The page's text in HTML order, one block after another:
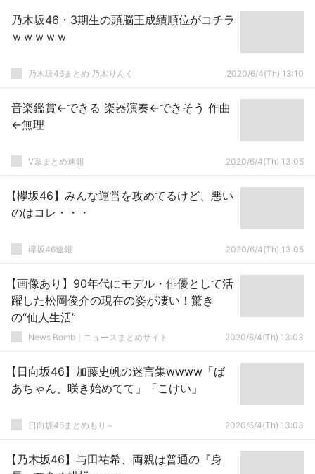
乃木坂46・3期生の頭脳王成績順位がコチラ
ｗｗｗｗｗ
乃木坂46まとめ 乃木りんく 2020/6/4(Th) 13:10
音楽鑑賞←できる 楽器演奏←できそう 作曲
←無理
V系まとめ速報 2020/6/4(Th) 13:05
【欅坂46】みんな運営を攻めてるけど、悪い
のはコレ・・・
欅坂46速報 2020/6/4(Th) 13:05
【画像あり】90年代にモデル・俳優として活
躍した松岡俊介の現在の姿が凄い！驚き
の“仙人生活”
News Bomb｜ニュースまとめサイト 2020/6/4(Th) 13:03
【日向坂46】加藤史帆の迷言集wwww「ば
あちゃん、咲き始めてて」「こけい」
日向坂46まとめもり～ 2020/6/4(Th) 13:03
【乃木坂46】与田祐希、両親は普通の『身